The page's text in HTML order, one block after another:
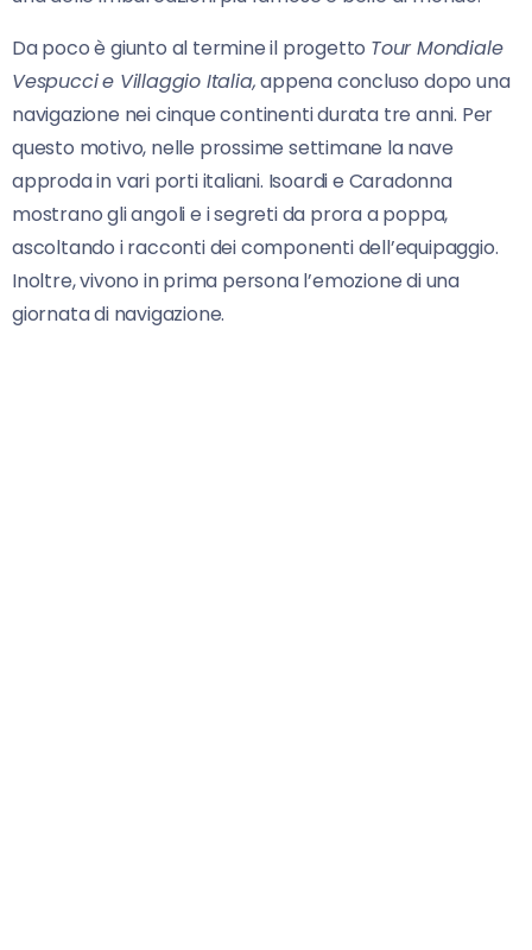
Da poco è giunto al termine il progetto Tour Mondiale
Vespuccie Villaggio Italia,appena concluso dopo una
navigazione nei cinque continenti durata tre anni. Per
questo motivo, nelle prossime settimane la nave
approda in vari porti italiani. Isoardi e Caradonna
mostrano gli angoli e i segreti da prora a poppa,
ascoltando i racconti dei componenti dell’equipaggio.
Inoltre, vivono in prima persona l’emozione di una
giornata di navigazione.